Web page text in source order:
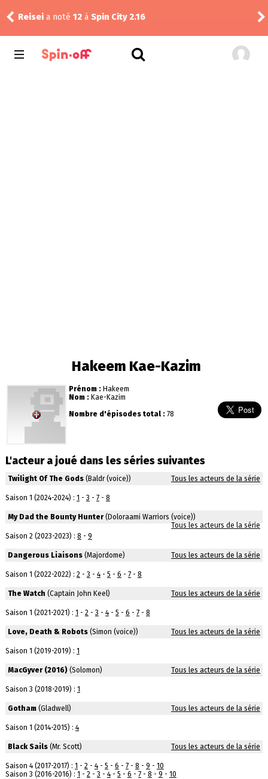
Reisei a noté 12 à Spin City 2.16
Hakeem Kae-Kazim
Prénom : Hakeem
Nom : Kae-Kazim
Nombre d'épisodes total : 78
L'acteur a joué dans les séries suivantes
Twilight Of The Gods(Baldr (voice)) Tous les acteurs de la série
Saison 1 (2024-2024) : 1 - 3 - 7- 8
My Dad the Bounty Hunter(Doloraami Warriors (voice))
Tous les acteurs de la série
Saison 2 (2023-2023) : 8 - 9
Dangerous Liaisons(Majordome) Tous les acteurs de la série
Saison 1 (2022-2022) : 2- 3 - 4- 5 - 6 - 7- 8
The Watch (Captain John Keel) Tous les acteurs de la série
Saison 1 (2021-2021) : 1 - 2- 3 - 4- 5 - 6 - 7- 8
Love, Death & Robots(Simon (voice)) Tous les acteurs de la série
Saison 1 (2019-2019) : 1
MacGyver (2016)(Solomon) Tous les acteurs de la série
Saison 3 (2018-2019) : 1
Gotham(Gladwell) Tous les acteurs de la série
Saison 1 (2014-2015) : 4
Black Sails(Mr. Scott) Tous les acteurs de la série
Saison 4 (2017-2017) : 1 - 2- 4- 5 - 6 - 7- 8 - 9 - 10
Saison 3 (2016-2016) : 1 - 2- 3 - 4- 5 - 6 - 7- 8 - 9 - 10